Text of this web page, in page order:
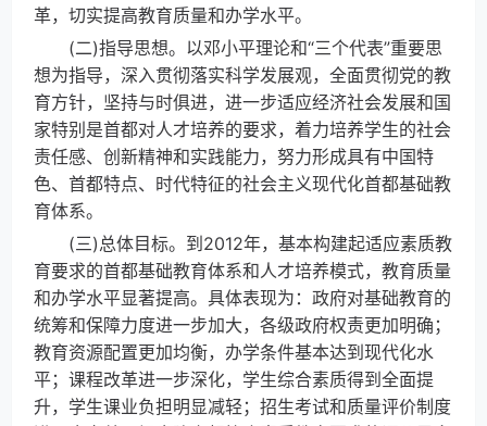
革，切实提高教育质量和办学水平。
(二)指导思想。以邓小平理论和“三个代表”重要思
想为指导，深入贯彻落实科学发展观，全面贯彻党的教
育方针，坚持与时俱进，进一步适应经济社会发展和国
家特别是首都对人才培养的要求，着力培养学生的社会
责任感、创新精神和实践能力，努力形成具有中国特
色、首都特点、时代特征的社会主义现代化首都基础教
育体系。
(三)总体目标。到2012年，基本构建起适应素质教
育要求的首都基础教育体系和人才培养模式，教育质量
和办学水平显著提高。具体表现为：政府对基础教育的
统筹和保障力度进一步加大，各级政府权责更加明确；
教育资源配置更加均衡，办学条件基本达到现代化水
平；课程改革进一步深化，学生综合素质得到全面提
升，学生课业负担明显减轻；招生考试和质量评价制度